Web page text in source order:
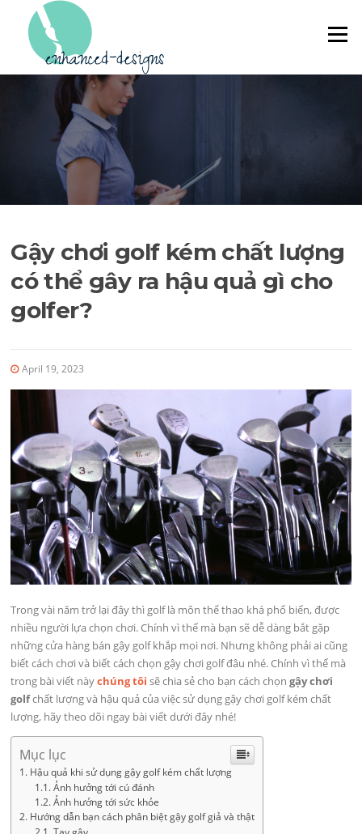
Skip to content
Menu
Gậy chơi golf kém chất lượng
có thể gây ra hậu quả gì cho
golfer?
April 19, 2023
Trong vài năm trở lại đây thì golf là môn thể thao khá phổ biến, được
nhiều người lựa chọn chơi. Chính vì thế mà bạn sẽ dễ dàng bắt gặp
những cửa hàng bán gậy golf khắp mọi nơi. Nhưng không phải ai cũng
biết cách chơi và biết cách chọn gậy chơi golf đâu nhé. Chính vì thế mà
trong bài viết nàychúng tôi sẽ chia sẻ cho bạn cách chọngậy chơi
golfchất lượng và hậu quả của việc sử dụng gậy chơi golf kém chất
lượng, hãy theo dõi ngay bài viết dưới đây nhé!
Mục lục
Hậu quả khi sử dụng gậy golf kém chất lượng
Ảnh hưởng tới cú đánh
Ảnh hưởng tới sức khỏe
Hướng dẫn bạn cách phân biệt gậy golf giả và thật
Tay gậy